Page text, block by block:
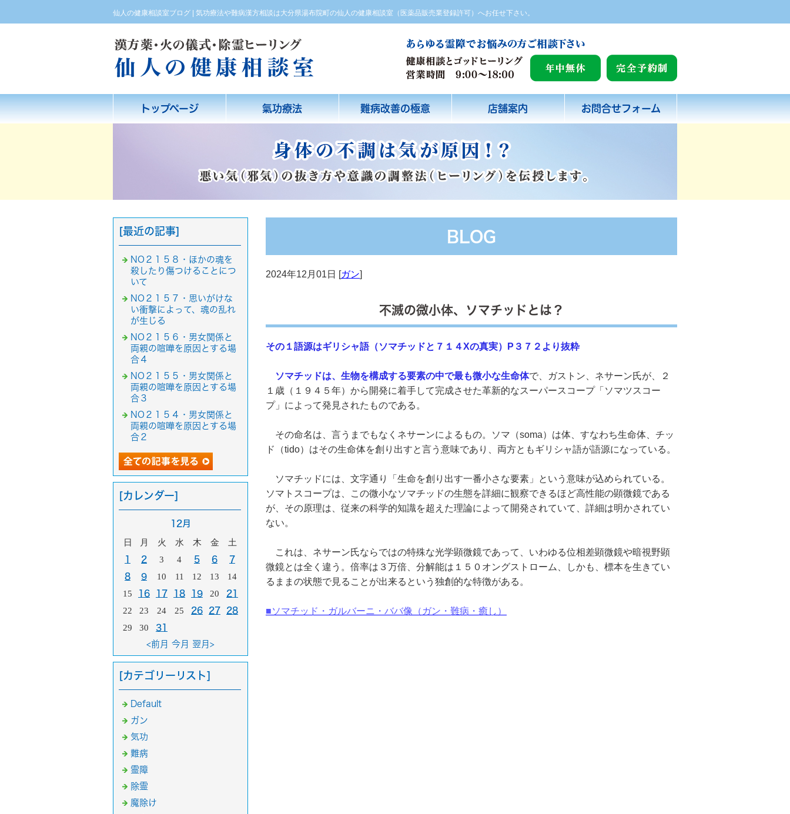
仙人の健康相談室ブログ | 気功療法や難病漢方相談は大分県湯布院町の仙人の健康相談室（医薬品販売業登録許可）へお任せ下さい。
トップページ 氣功療法 難病改善の極意 店舗案内 お問合せフォーム
BLOG
2024年12月01日 [ガン]
不滅の微小体、ソマチッドとは？
その１語源はギリシャ語（ソマチッドと７１４Xの真実）P３７２より抜粋
ソマチッドは、生物を構成する要素の中で最も微小な生命体で、ガストン、ネサーン氏が、２
１歳（１９４５年）から開発に着手して完成させた革新的なスーパースコープ「ソマツスコー
プ」によって発見されたものである。
その命名は、言うまでもなくネサーンによるもの。ソマ（soma）は体、すなわち生命体、チッ
ド（tido）はその生命体を創り出すと言う意味であり、両方ともギリシャ語が語源になっている。
ソマチッドには、文字通り「生命を創り出す一番小さな要素」という意味が込められている。
ソマトスコープは、この微小なソマチッドの生態を詳細に観察できるほど高性能の顕微鏡である
が、その原理は、従来の科学的知識を超えた理論によって開発されていて、詳細は明かされてい
ない。
これは、ネサーン氏ならではの特殊な光学顕微鏡であって、いわゆる位相差顕微鏡や暗視野顕
微鏡とは全く違う。倍率は３万倍、分解能は１５０オングストローム、しかも、標本を生きてい
るままの状態で見ることが出来るという独創的な特徴がある。
■ソマチッド・ガルバーニ・ババ像（ガン・難病・癒し）
[最近の記事]
NO２１５８・ほかの魂を
殺したり傷つけることにつ
いて
NO２１５７・思いがけな
い衝撃によって、魂の乱れ
が生じる
NO２１５６・男女関係と
両親の喧嘩を原因とする場
合４
NO２１５５・男女関係と
両親の喧嘩を原因とする場
合３
NO２１５４・男女関係と
両親の喧嘩を原因とする場
合２
[カレンダー]
12月
日 月 火 水 木 金 土
1 2 3 4 5 6
7
8
9 10 11 12 13
14
15
16 17 18 19 20 21
22 23 24 25 26 27 28
29 30
31
<前月 今月 翌月>
[カテゴリーリスト]
Default
ガン
気功
難病
霊障
除霊
魔除け